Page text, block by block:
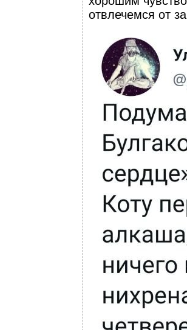
отвлечемся от